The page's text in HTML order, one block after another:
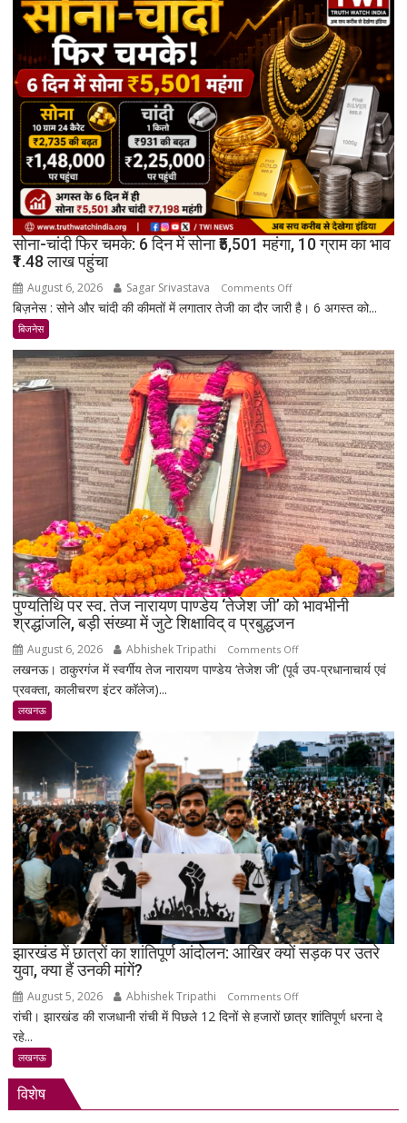
सोना-चांदी फिर चमके: 6 दिन में सोना ₹5,501 महंगा, 10 ग्राम का भाव
₹1.48 लाख पहुंचा
August 6, 2026 Sagar Srivastava Comments Offon
सोना-
फिर
चमके:
6
दिन
में
सोना
₹5,501
महंगा,
10
ग्राम
का
भाव
₹1.48
लाख
पहुंचा
बिज़नेस : सोने और चांदी की कीमतों में लगातार तेजी का दौर जारी है। 6 अगस्त को...
बिजनेस
पुण्यतिथि पर स्व. तेज नारायण पाण्डेय ‘तेजेश जी’ को भावभीनी
श्रद्धांजलि, बड़ी संख्या में जुटे शिक्षाविद् व प्रबुद्धजन
August 6, 2026 Abhishek Tripathi Comments Offon
पुण्यतिथि
नारायण
पाण्डेय
‘तेजेश
जी’
को
भावभीनी
श्रद्धांजलि,
बड़ी
संख्या
में
जुटे
प्रबुद्धजन
लखनऊ। ठाकुरगंज में स्वर्गीय तेज नारायण पाण्डेय ‘तेजेश जी’ (पूर्व उप-प्रधानाचार्य एवं
प्रवक्ता, कालीचरण इंटर कॉलेज)...
लखनऊ
झारखंड में छात्रों का शांतिपूर्ण आंदोलन: आखिर क्यों सड़क पर उतरे
युवा, क्या हैं उनकी मांगें?
August 5, 2026 Abhishek Tripathi Comments Offon
झारखंड
रांची। झारखंड की राजधानी रांची में पिछले 12 दिनों से हजारों छात्र शांतिपूर्ण धरना दे
रहे...
लखनऊ
विशेष